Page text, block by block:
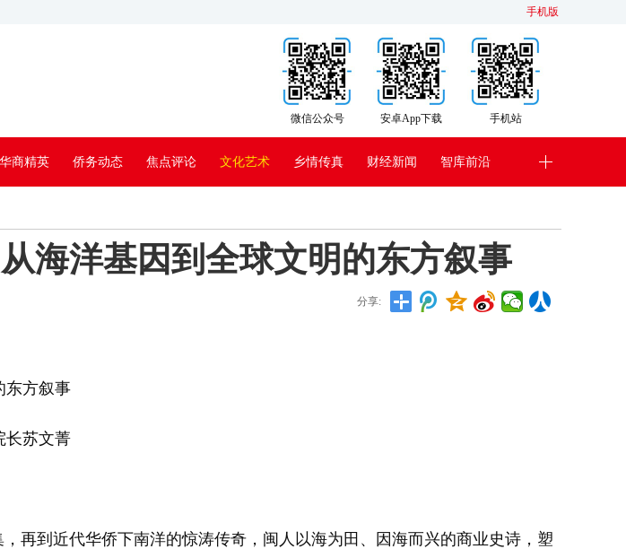
手机版
手机站
安卓App下载
微信公众号
华商精英 侨务动态 焦点评论 文化艺术 乡情传真 财经新闻 智库前沿
海洋基因到全球文明的东方叙事
分享:
东方叙事
苏文菁
到近代华侨下南洋的惊涛传奇，闽人以海为田、因海而兴的商业史诗，塑